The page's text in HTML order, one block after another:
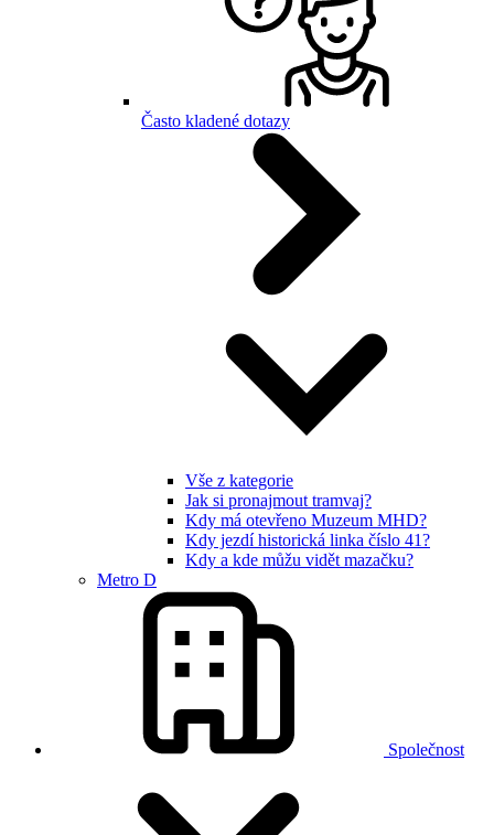
Často kladené dotazy
Vše z kategorie
Jak si pronajmout tramvaj?
Kdy má otevřeno Muzeum MHD?
Kdy jezdí historická linka číslo 41?
Kdy a kde můžu vidět mazačku?
Metro D
Společnost